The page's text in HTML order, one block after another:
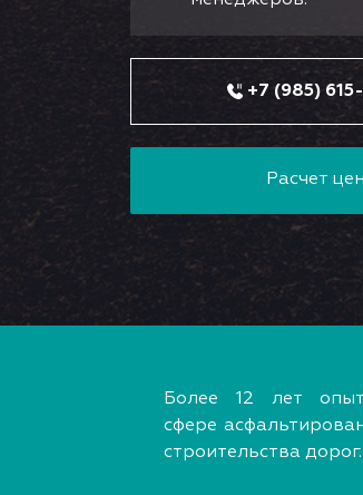
+7 (985)
Расчет
Более 12 лет
сфере
строительства дорог.